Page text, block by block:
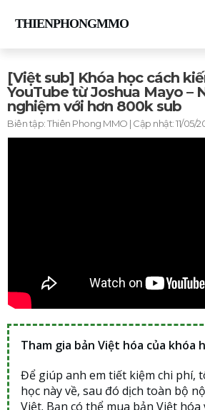
THIENPHONGMMO
[Việt sub] Khóa học cách
YouTube từ Joshua Mayo –
nghiệm với hơn 800k sub
Biên tập:Thiên Phong MMO | Cập nhật:11/05/
Tham gia bản Việt hóa của khóa
Để giúp anh em tiết kiệm chi phí,
học này về, sau đó dịch toàn bộ
Việt. Bạn có thể mua bản Việt